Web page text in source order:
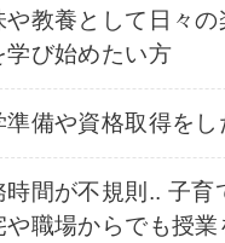
や教養として日々の
学び始めたい方
準備や資格取得をし
時間が不規則.. 子育
や職場からでも授業